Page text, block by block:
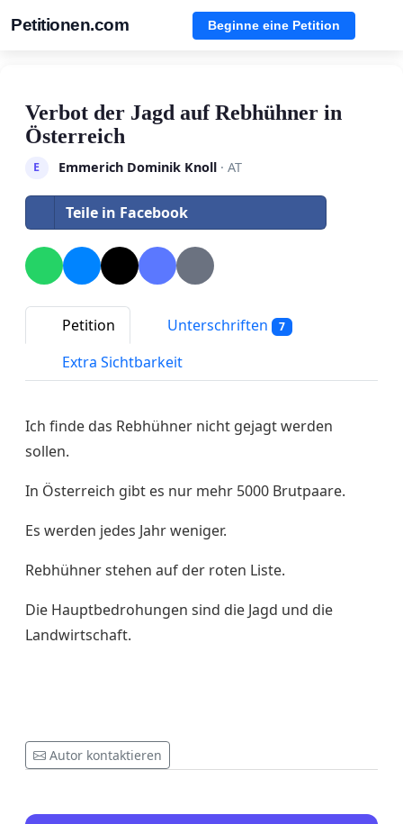
Petitionen.com Beginne eine Petition
Verbot der Jagd auf Rebhühner in
Österreich
E Emmerich Dominik Knoll· AT
Teile in Facebook
Petition Unterschriften 7
Extra Sichtbarkeit
Ich finde das Rebhühner nicht gejagt werden
sollen.
In Österreich gibt es nur mehr 5000 Brutpaare.
Es werden jedes Jahr weniger.
Rebhühner stehen auf der roten Liste.
Die Hauptbedrohungen sind die Jagd und die
Landwirtschaft.
Autor kontaktieren